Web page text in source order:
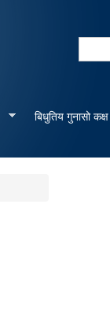
Search
बिधुतिय गुनासो कक्ष